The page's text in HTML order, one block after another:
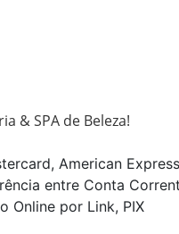
& SPA de Beleza!
American
entre Conta
Online por Link, PIX